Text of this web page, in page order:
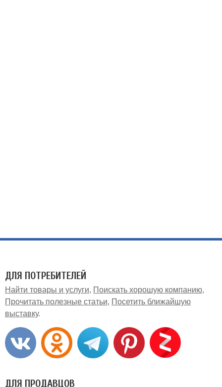
ДЛЯ ПОТРЕБИТЕЛЕЙ
Найти товары и услуги
Поискать хорошую компанию
Прочитать полезные статьи
Посетить ближайшую
выставку
ДЛЯ ПРОДАВЦОВ